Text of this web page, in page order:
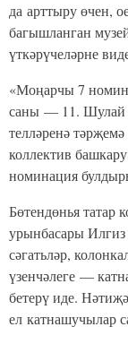
да арттыру өчен,
багышланган
үткәрүчеләрне
«Моңарчы 7
саны — 11. Шулай
телләренә
коллектив
номинация
Бөтендөнья татар
урынбасары
сәгатьләр,
үзенчәлеге —
бетерү иде.
ел катнашучылар